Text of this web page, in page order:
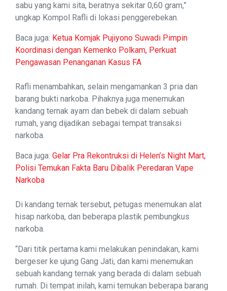
sabu yang kami sita, beratnya sekitar 0,60 gram,”
ungkap Kompol Rafli di lokasi penggerebekan.
Baca juga: Ketua Komjak Pujiyono Suwadi Pimpin
Koordinasi dengan Kemenko Polkam, Perkuat
Pengawasan Penanganan Kasus FA
Rafli menambahkan, selain mengamankan 3 pria dan
barang bukti narkoba. Pihaknya juga menemukan
kandang ternak ayam dan bebek di dalam sebuah
rumah, yang dijadikan sebagai tempat transaksi
narkoba.
Baca juga: Gelar Pra Rekontruksi di Helen’s Night Mart,
Polisi Temukan Fakta Baru Dibalik Peredaran Vape
Narkoba
Di kandang ternak tersebut, petugas menemukan alat
hisap narkoba, dan beberapa plastik pembungkus
narkoba.
“Dari titik pertama kami melakukan penindakan, kami
bergeser ke ujung Gang Jati, dan kami menemukan
sebuah kandang ternak yang berada di dalam sebuah
rumah. Di tempat inilah, kami temukan beberapa barang